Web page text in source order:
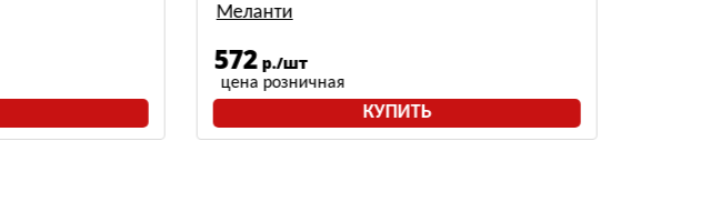
Меланти
572 р./шт
цена розничная
КУПИТЬ